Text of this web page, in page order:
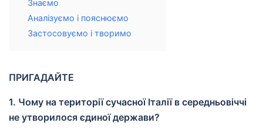
Знаємо
Аналізуємо і пояснюємо
Застосовуємо і творимо
ПРИГАДАЙТЕ
1. Чому на території сучасної Італії в середньовіччі
не утворилося єдиної держави?